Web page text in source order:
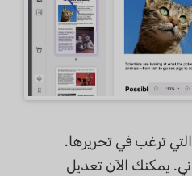
ترغب في تحريرها.
يمكنك الآن تعديل